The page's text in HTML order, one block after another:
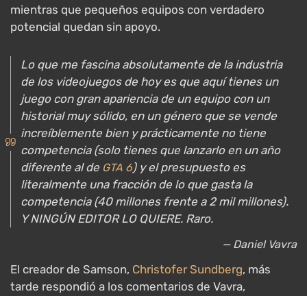
mientras que pequeños equipos con verdadero
potencial quedan sin apoyo.
Lo que me fascina absolutamente de la industria
de los videojuegos de hoy es que aquí tienes un
juego con gran apariencia de un equipo con un
historial muy sólido, en un género que se vende
increíblemente bien y prácticamente no tiene
competencia (solo tienes que lanzarlo en un año
diferente al de GTA 6) y el presupuesto es
literalmente una fracción de lo que gasta la
competencia (40 millones frente a 2 mil millones).
Y NINGÚN EDITOR LO QUIERE. Raro.
— Daniel Vavra
El creador de Samson, Christofer Sundberg, más
tarde respondió a los comentarios de Vavra,